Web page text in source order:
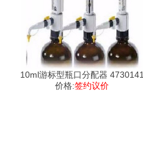
10ml游标型瓶口分配器 4730141
价格:签约议价